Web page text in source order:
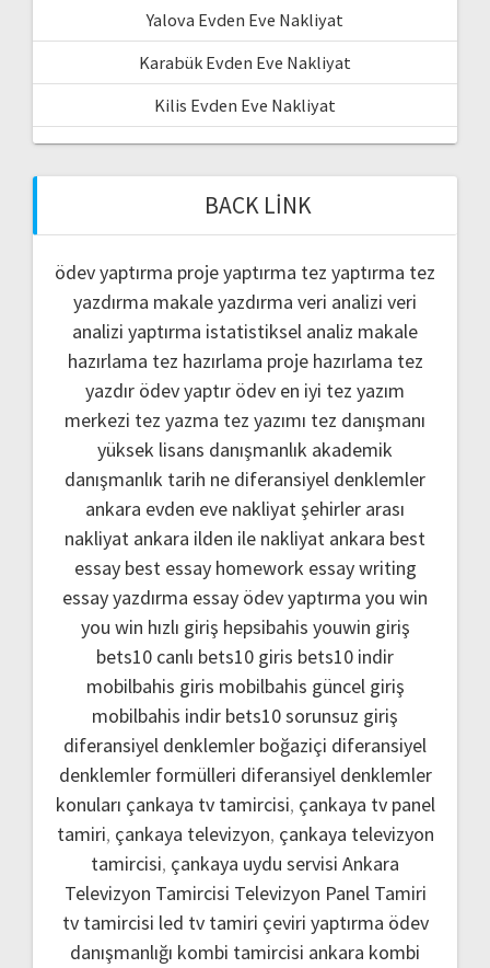
Yalova Evden Eve Nakliyat
Karabük Evden Eve Nakliyat
Kilis Evden Eve Nakliyat
BACK LINK
ödev yaptırma proje yaptırma tez yaptırma tez
yazdırma makale yazdırma veri analizi veri
analizi yaptırma istatistiksel analiz makale
hazırlama tez hazırlama proje hazırlama tez
yazdır ödev yaptır ödev en iyi tez yazım
merkezi tez yazma tez yazımı tez danışmanı
yüksek lisans danışmanlık akademik
danışmanlık tarih ne diferansiyel denklemler
ankara evden eve nakliyatşehirler arası
nakliyat ankara ilden ile nakliyat ankara best
essay best essay homework essay writing
essay yazdırma essay ödev yaptırma you win
you win hızlı giriş hepsibahis youwin giriş
bets10 canlı bets10 giris bets10 indir
mobilbahis giris mobilbahis güncel giriş
mobilbahis indir bets10 sorunsuz giriş
diferansiyel denklemler boğaziçi diferansiyel
denklemler formülleri diferansiyel denklemler
konuları çankaya tv tamircisi, çankaya tv panel
tamiri, çankaya televizyon, çankaya televizyon
tamircisi, çankaya uydu servisi Ankara
Televizyon Tamircisi Televizyon Panel Tamiri
tv tamircisi led tv tamiri çeviri yaptırma ödev
danışmanlığı kombi tamircisi ankara kombi